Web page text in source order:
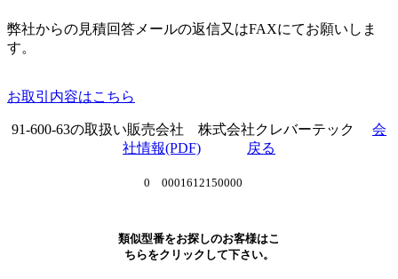
弊社からの見積回答メールの返信又はFAXにてお願いしま
す。
お取引内容はこちら
91-600-63の取扱い販売会社 株式会社クレバーテック 会
社情報(PDF)
戻る
0 0001612150000
類似型番をお探しのお客様はこ
ちらをクリックして下さい。